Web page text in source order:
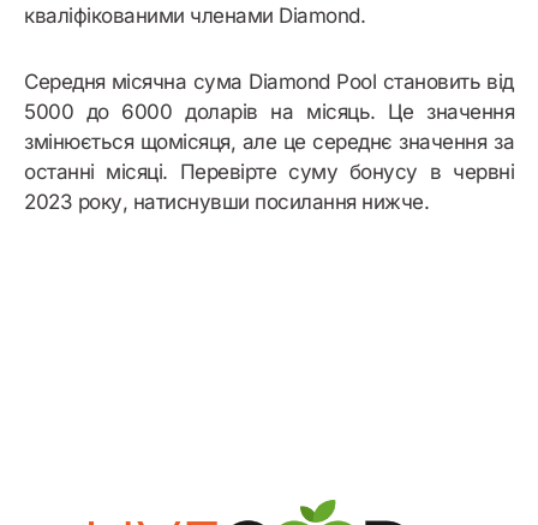
кваліфікованими членами Diamond.
Середня місячна сума Diamond Pool становить від
5000 до 6000 доларів на місяць. Це значення
змінюється щомісяця, але це середнє значення за
останні місяці. Перевірте суму бонусу в червні
2023 року, натиснувши посилання нижче.